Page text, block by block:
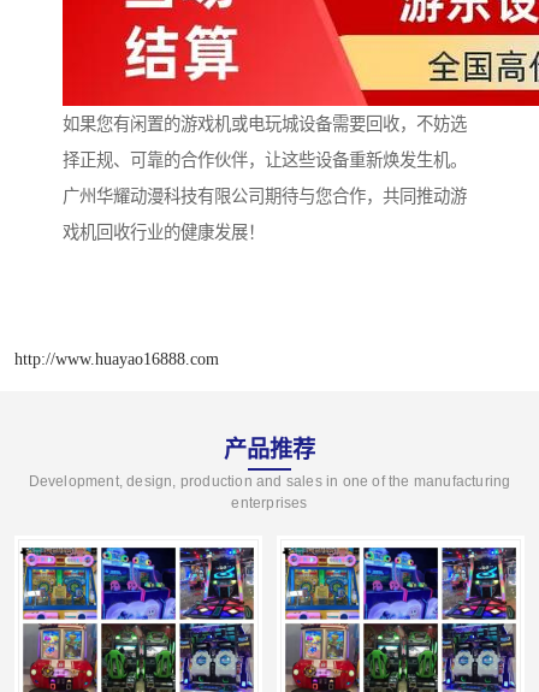
如果您有闲置的游戏机或电玩城设备需要回收，不妨选
择正规、可靠的合作伙伴，让这些设备重新焕发生机。
广州华耀动漫科技有限公司期待与您合作，共同推动游
戏机回收行业的健康发展！
http://www.huayao16888.com
产品推荐
Development, design, production and sales in one of the manufacturing
enterprises